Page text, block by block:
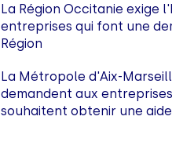
La Région Occitanie exige
entreprises qui font une
Région
La Métropole d'Aix-
demandent aux
souhaitent obtenir une